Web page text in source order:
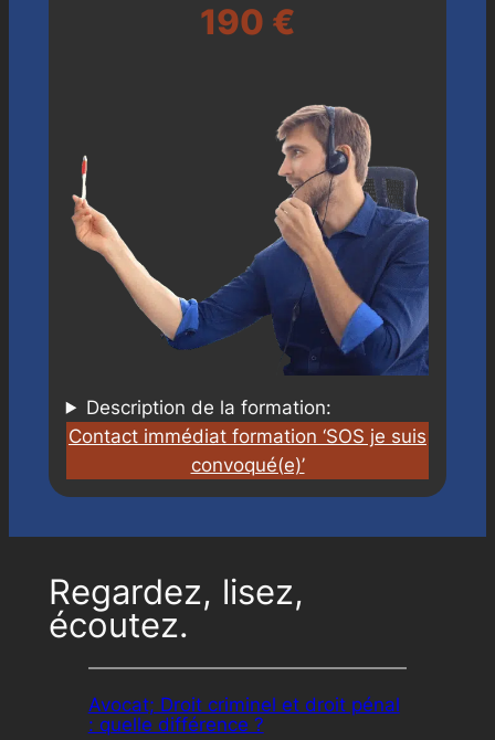
190 €
Description de la formation:
Contact immédiat formation ‘SOS je suis
convoqué(e)’
Regardez, lisez,
écoutez.
Avocat; Droit criminel et droit pénal
: quelle différence ?